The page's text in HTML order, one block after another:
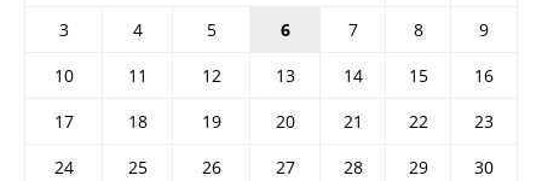
3
4 5 6 7 8
9
10
11 12 13 14 15
16
17
18 19 20 21 22
23
24
25 26 27 28 29
30